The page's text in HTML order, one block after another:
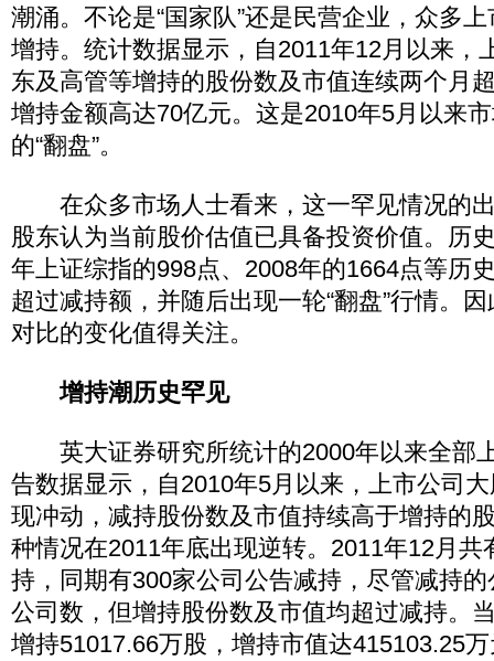
潮涌。不论是“国家队”还是民营企业，众多
增持。统计数据显示，自2011年12月以来，
东及高管等增持的股份数及市值连续两个月
增持金额高达70亿元。这是2010年5月以来
的“翻盘”。
在众多市场人士看来，这一罕见情况的
股东认为当前股价估值已具备投资价值。历
年上证综指的998点、2008年的1664点等历
超过减持额，并随后出现一轮“翻盘”行情。
对比的变化值得关注。
增持潮历史罕见
英大证券研究所统计的2000年以来全部
告数据显示，自2010年5月以来，上市公司
现冲动，减持股份数及市值持续高于增持的
种情况在2011年底出现逆转。2011年12月共
持，同期有300家公司公告减持，尽管减持
公司数，但增持股份数及市值均超过减持。
增持51017.66万股，增持市值达415103.25